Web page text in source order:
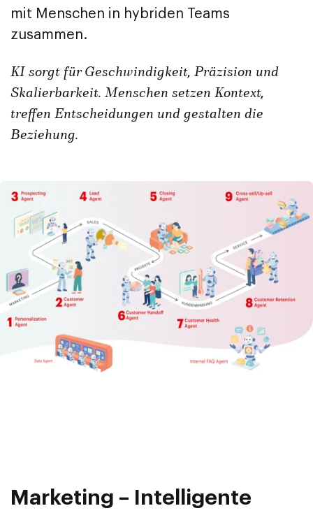
mit Menschen in hybriden Teams
zusammen.
KI sorgt für Geschwindigkeit, Präzision und
Skalierbarkeit. Menschen setzen Kontext,
treffen Entscheidungen und gestalten die
Beziehung.
Marketing – Intelligente